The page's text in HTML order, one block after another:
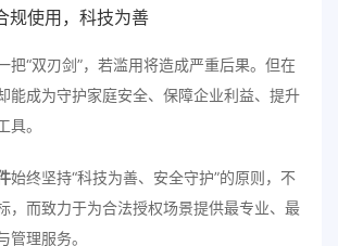
规使用，科技为善
把“双刃剑”，若滥用将造成严重后果。但在
能成为守护家庭安全、保障企业利益、提升
具。
始终坚持“科技为善、安全守护”的原则，不
，而致力于为合法授权场景提供最专业、最
管理服务。